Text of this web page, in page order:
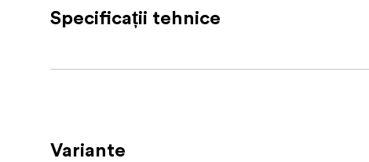
Ideal pentru aventuri în aer liber, călătorii,
Specificații tehnice
Variante